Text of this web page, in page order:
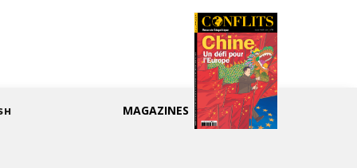
MAGAZINES